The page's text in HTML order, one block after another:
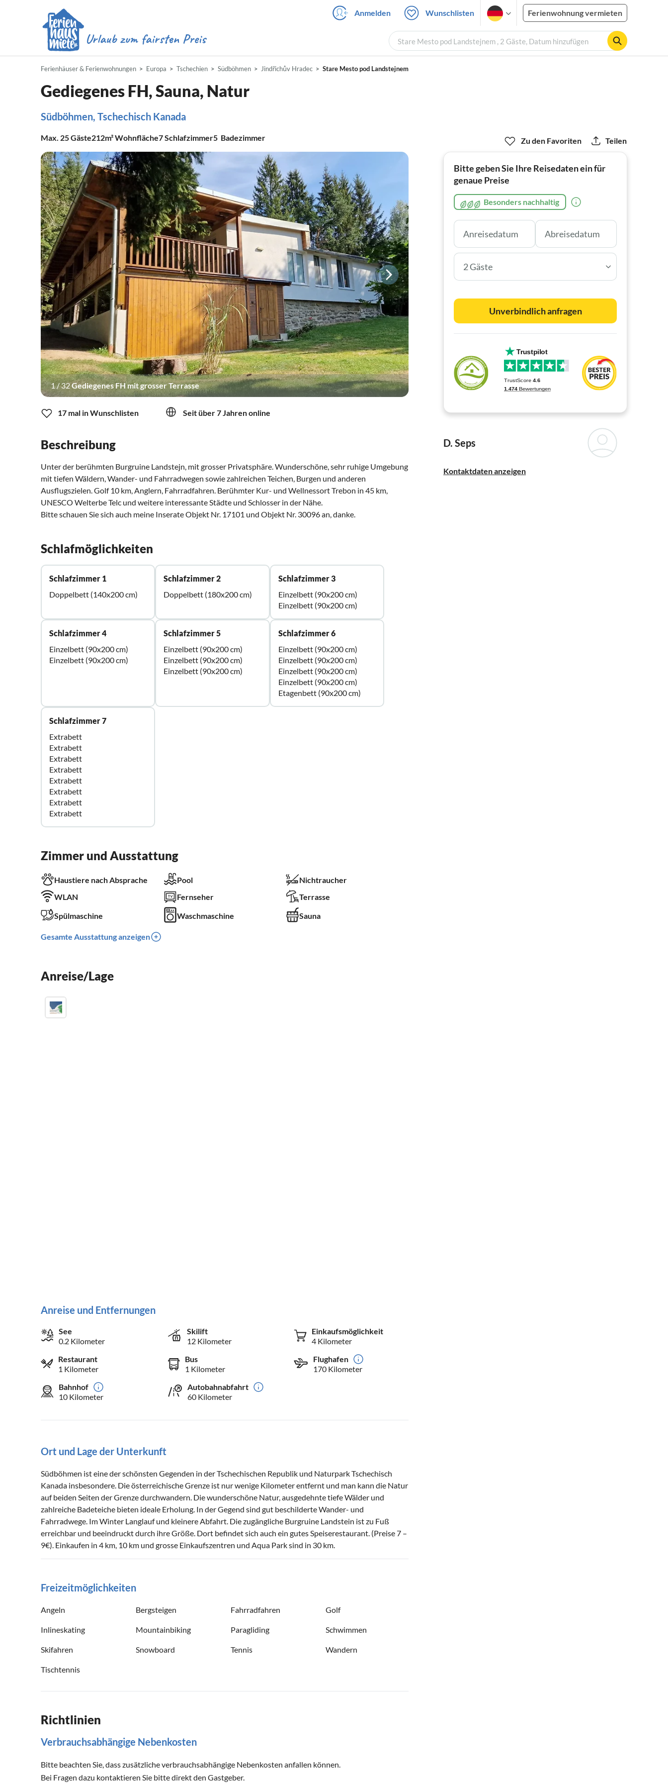
Anmelden Wunschlisten Ferienwohnung vermieten
Stare Mesto pod Landstejnem , 2 Gäste, Datum hinzufügen
Ferienhäuser & Ferienwohnungen Europa Tschechien Südböhmen Jindřichův Hradec Stare Mesto pod Landstejnem
Gediegenes FH, Sauna, Natur
Südböhmen, Tschechisch Kanada
Max. 25Gäste212m²Wohnfläche7Schlafzimmer5 Badezimmer
1/32Gediegenes FH mit grosser Terrasse
17 mal in Wunschlisten Seit über 7 Jahren online
Beschreibung
Unter der berühmten Burgruine Landstejn, mit grosser Privatsphäre. Wunderschöne, sehr ruhige Umgebung
mit tiefen Wäldern, Wander- und Fahrradwegen sowie zahlreichen Teichen, Burgen und anderen
Ausflugszielen. Golf 10 km, Anglern, Fahrradfahren. Berühmter Kur- und Wellnessort Trebon in 45 km,
UNESCO Welterbe Telc und weitere interessante Städte und Schlosser in der Nähe.
Bitte schauen Sie sich auch meine Inserate Objekt Nr. 17101 und Objekt Nr. 30096 an, danke.
Schlafmöglichkeiten
Schlafzimmer 1
Doppelbett (140x200 cm)
Schlafzimmer 2
Doppelbett (180x200 cm)
Schlafzimmer 3
Einzelbett (90x200 cm)
Einzelbett (90x200 cm)
Schlafzimmer 4
Einzelbett (90x200 cm)
Einzelbett (90x200 cm)
Schlafzimmer 5
Einzelbett (90x200 cm)
Einzelbett (90x200 cm)
Einzelbett (90x200 cm)
Schlafzimmer 6
Einzelbett (90x200 cm)
Einzelbett (90x200 cm)
Einzelbett (90x200 cm)
Einzelbett (90x200 cm)
Etagenbett (90x200 cm)
Schlafzimmer 7
Extrabett
Extrabett
Extrabett
Extrabett
Extrabett
Extrabett
Extrabett
Extrabett
Zimmer und Ausstattung
Haustiere nach Absprache Pool
Nichtraucher
WLAN
Fernseher
Terrasse
Spülmaschine
Waschmaschine Sauna
Gesamte Ausstattung anzeigen
Anreise/Lage
Anreise und Entfernungen
See
0.2 Kilometer
Skilift
12 Kilometer
Einkaufsmöglichkeit
4 Kilometer
Restaurant
1 Kilometer
Bus
1 Kilometer
Flughafen
170 Kilometer
Bahnhof
10 Kilometer
Autobahnabfahrt
60 Kilometer
Ort und Lage der Unterkunft
Südböhmen ist eine der schönsten Gegenden in der Tschechischen Republik und Naturpark Tschechisch
Kanada insbesondere. Die österreichische Grenze ist nur wenige Kilometer entfernt und man kann die Natur
auf beiden Seiten der Grenze durchwandern. Die wunderschöne Natur, ausgedehnte tiefe Wälder und
zahlreiche Badeteiche bieten ideale Erholung. In der Gegend sind gut beschilderte Wander- und
Fahrradwege. Im Winter Langlauf und kleinere Abfahrt. Die zugängliche Burgruine Landstein ist zu Fuß
erreichbar und beeindruckt durch ihre Größe. Dort befindet sich auch ein gutes Speiserestaurant. (Preise 7 –
9€). Einkaufen in 4 km, 10 km und grosse Einkaufszentren und Aqua Park sind in 30 km.
Freizeitmöglichkeiten
Angeln Bergsteigen Fahrradfahren Golf
Inlineskating Mountainbiking Paragliding Schwimmen
Skifahren Snowboard Tennis Wandern
Tischtennis
Richtlinien
Verbrauchsabhängige Nebenkosten
Bitte beachten Sie, dass zusätzliche verbrauchsabhängige Nebenkosten anfallen können.
Bei Fragen dazu kontaktieren Sie bitte direkt den Gastgeber.
Zu den Favoriten Teilen
Bitte geben Sie Ihre Reisedaten ein für
genaue Preise
Besonders nachhaltig
2 Gäste
Unverbindlich anfragen
D. Seps
Kontaktdaten anzeigen